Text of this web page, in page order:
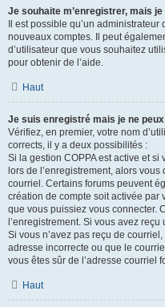
Je souhaite m’enregistrer, mais je
Il est possible qu’un
nouveaux comptes. Il peut
d’utilisateur que vous souhaitez
pour obtenir de l’aide.
Haut
Je suis enregistré mais je ne
Vérifiez, en premier, votre nom
corrects, il y a deux possibilités :
Si la gestion COPPA est active et
lors de l’enregistrement, alors
courriel. Certains forums peuvent
création de compte soit activée par
que vous puissiez vous connecter.
l’enregistrement. Si vous avez
Si vous n’avez pas reçu de
adresse incorrecte ou que le
vous êtes sûr de l’adresse courriel
Haut